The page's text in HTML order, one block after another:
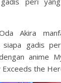
Akira
siapa gadis
anime
the